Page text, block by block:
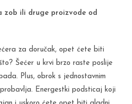
zob ili druge proizvode od
za doručak, opet ćete biti
Šećer u krvi brzo raste poslije
Plus, obrok s jednostavnim
Energestki podsticaj koji